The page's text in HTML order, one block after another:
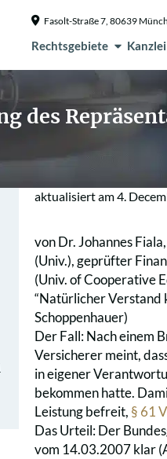
Fasolt-Straße 7, 80639
Rechtsgebiete
des
aktualisiert am4.
von Dr. Johannes
(Univ.), geprüfter
(Univ. of Cooperative
“Natürlicher Verstand
Schoppenhauer)
Der Fall: Nach einem
Versicherer meint,
in eigener
bekommen hatte.
Leistung befreit, § 61
Das Urteil: Der
vom 14.03.2007 klar